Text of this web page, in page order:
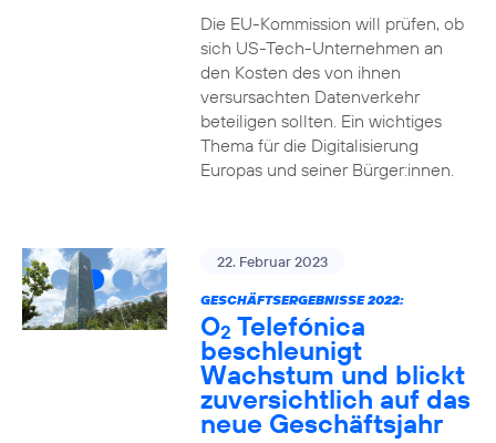
Die EU-Kommission will prüfen, ob
sich US-Tech-Unternehmen an
den Kosten des von ihnen
versursachten Datenverkehr
beteiligen sollten. Ein wichtiges
Thema für die Digitalisierung
Europas und seiner Bürger:innen.
22. Februar 2023
GESCHÄFTSERGEBNISSE 2022:
O2 Telefónica
beschleunigt
Wachstum und blickt
zuversichtlich auf das
neue Geschäftsjahr